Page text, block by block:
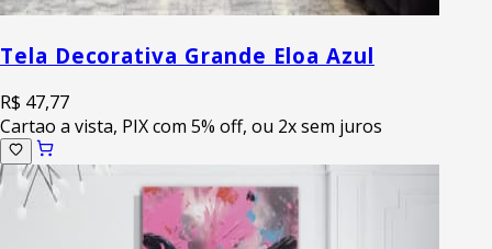
Tela Decorativa Grande Eloa Azul
R$ 47,77
Cartao a vista, PIX com 5% off, ou 2x sem juros